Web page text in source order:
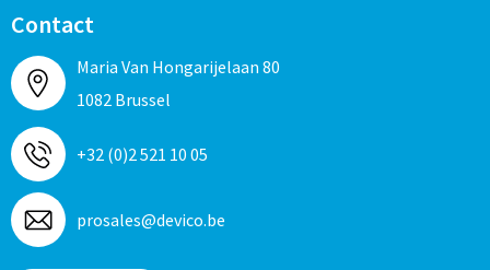
Contact
Maria Van Hongarijelaan 80
1082 Brussel
+32 (0)2 521 10 05
prosales@devico.be